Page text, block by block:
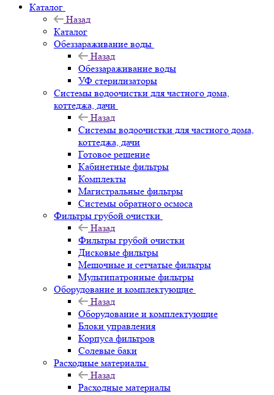
Каталог
Назад
Каталог
Обеззараживание воды
Назад
Обеззараживание воды
УФ стерилизаторы
Системы водоочистки для частного дома,
коттеджа, дачи
Назад
Системы водоочистки для частного дома,
коттеджа, дачи
Готовое решение
Кабинетные фильтры
Комплекты
Магистральные фильтры
Системы обратного осмоса
Фильтры грубой очистки
Назад
Фильтры грубой очистки
Дисковые фильтры
Мешочные и сетчатые фильтры
Мультипатронные фильтры
Оборудование и комплектующие
Назад
Оборудование и комплектующие
Блоки управления
Корпуса фильтров
Солевые баки
Расходные материалы
Назад
Расходные материалы